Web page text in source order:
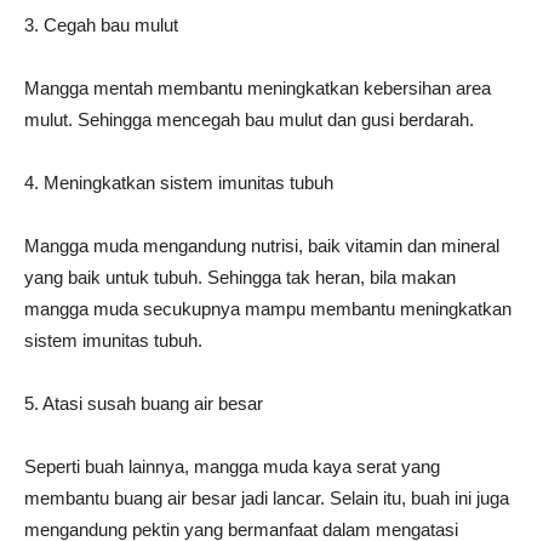
3. Cegah bau mulut
Mangga mentah membantu meningkatkan kebersihan area
mulut. Sehingga mencegah bau mulut dan gusi berdarah.
4. Meningkatkan sistem imunitas tubuh
Mangga muda mengandung nutrisi, baik vitamin dan mineral
yang baik untuk tubuh. Sehingga tak heran, bila makan
mangga muda secukupnya mampu membantu meningkatkan
sistem imunitas tubuh.
5. Atasi susah buang air besar
Seperti buah lainnya, mangga muda kaya serat yang
membantu buang air besar jadi lancar. Selain itu, buah ini juga
mengandung pektin yang bermanfaat dalam mengatasi